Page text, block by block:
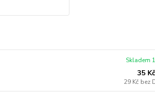
35
29 Kč bez
Skladem